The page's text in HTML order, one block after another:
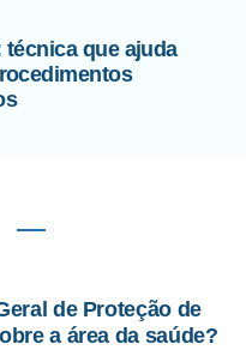
que ajuda
de Proteção de
a área da saúde?